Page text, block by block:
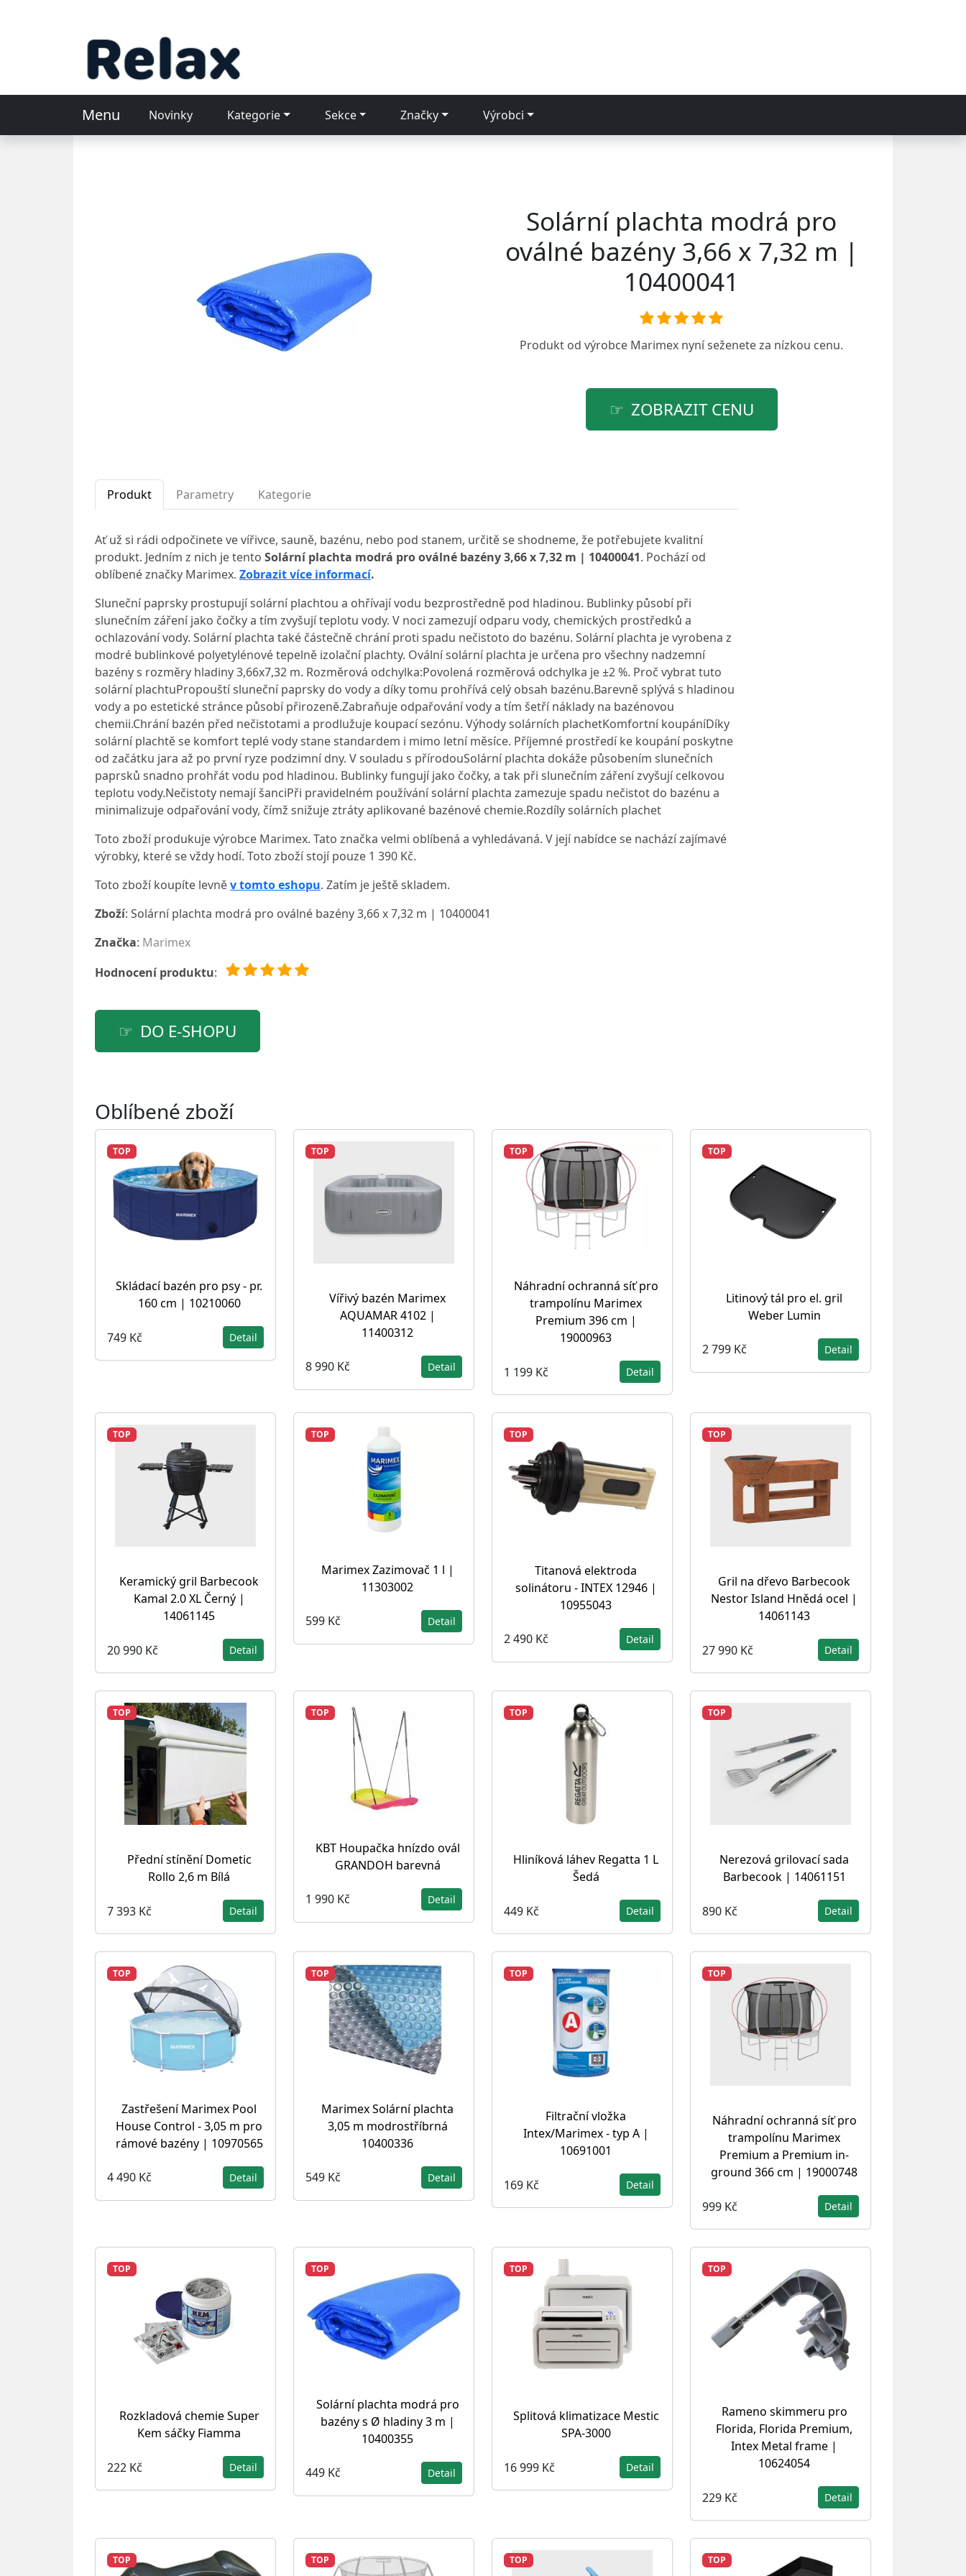
Menu Novinky Kategorie Sekce Značky Výrobci
Solární plachta modrá pro
oválné bazény 3,66 x 7,32 m |
10400041
Produkt od výrobce Marimex nyní seženete za nízkou cenu.
ZOBRAZIT CENU
Produkt Parametry Kategorie
Ať už si rádi odpočinete ve vířivce, sauně, bazénu, nebo pod stanem, určitě se shodneme, že potřebujete kvalitní
produkt. Jedním z nich je tento Solární plachta modrá pro oválné bazény 3,66 x 7,32 m | 10400041. Pochází od
oblíbené značky Marimex. Zobrazit více informací.
Sluneční paprsky prostupují solární plachtou a ohřívají vodu bezprostředně pod hladinou. Bublinky působí při
slunečním záření jako čočky a tím zvyšují teplotu vody. V noci zamezují odparu vody, chemických prostředků a
ochlazování vody. Solární plachta také částečně chrání proti spadu nečistoto do bazénu. Solární plachta je vyrobena z
modré bublinkové polyetylénové tepelně izolační plachty. Ovální solární plachta je určena pro všechny nadzemní
bazény s rozměry hladiny 3,66x7,32 m. Rozměrová odchylka:Povolená rozměrová odchylka je ±2 %. Proč vybrat tuto
solární plachtuPropouští sluneční paprsky do vody a díky tomu prohřívá celý obsah bazénu.Barevně splývá s hladinou
vody a po estetické stránce působí přirozeně.Zabraňuje odpařování vody a tím šetří náklady na bazénovou
chemii.Chrání bazén před nečistotami a prodlužuje koupací sezónu. Výhody solárních plachetKomfortní koupáníDíky
solární plachtě se komfort teplé vody stane standardem i mimo letní měsíce. Příjemné prostředí ke koupání poskytne
od začátku jara až po první ryze podzimní dny. V souladu s přírodouSolární plachta dokáže působením slunečních
paprsků snadno prohřát vodu pod hladinou. Bublinky fungují jako čočky, a tak při slunečním záření zvyšují celkovou
teplotu vody.Nečistoty nemají šanciPři pravidelném používání solární plachta zamezuje spadu nečistot do bazénu a
minimalizuje odpařování vody, čímž snižuje ztráty aplikované bazénové chemie.Rozdíly solárních plachet
Toto zboží produkuje výrobce Marimex. Tato značka velmi oblíbená a vyhledávaná. V její nabídce se nachází zajímavé
výrobky, které se vždy hodí. Toto zboží stojí pouze 1 390 Kč.
Toto zboží koupíte levněv tomto eshopu. Zatím je ještě skladem.
Zboží: Solární plachta modrá pro oválné bazény 3,66 x 7,32 m | 10400041
Značka: Marimex
Hodnocení produktu:
DO E-SHOPU
Oblíbené zboží
TOP
Skládací bazén pro psy - pr.
160 cm | 10210060
749 Kč Detail
TOP
Vířivý bazén Marimex
AQUAMAR 4102 |
11400312
8 990 Kč Detail
TOP
Náhradní ochranná síť pro
trampolínu Marimex
Premium 396 cm |
19000963
1 199 Kč Detail
TOP
Litinový tál pro el. gril
Weber Lumin
2 799 Kč Detail
TOP
Keramický gril Barbecook
Kamal 2.0 XL Černý |
14061145
20 990 Kč Detail
TOP
Marimex Zazimovač 1 l |
11303002
599 Kč Detail
TOP
Titanová elektroda
solinátoru - INTEX 12946 |
10955043
2 490 Kč Detail
TOP
Gril na dřevo Barbecook
Nestor Island Hnědá ocel |
14061143
27 990 Kč Detail
TOP
Přední stínění Dometic
Rollo 2,6 m Bílá
7 393 Kč Detail
TOP
KBT Houpačka hnízdo ovál
GRANDOH barevná
1 990 Kč Detail
TOP
Hliníková láhev Regatta 1 L
Šedá
449 Kč Detail
TOP
Nerezová grilovací sada
Barbecook | 14061151
890 Kč Detail
TOP
Zastřešení Marimex Pool
House Control - 3,05 m pro
rámové bazény | 10970565
4 490 Kč Detail
TOP
Marimex Solární plachta
3,05 m modrostříbrná
10400336
549 Kč Detail
TOP
Filtrační vložka
Intex/Marimex - typ A |
10691001
169 Kč Detail
TOP
Náhradní ochranná síť pro
trampolínu Marimex
Premium a Premium in-
ground 366 cm | 19000748
999 Kč Detail
TOP
Rozkladová chemie Super
Kem sáčky Fiamma
222 Kč Detail
TOP
Solární plachta modrá pro
bazény s Ø hladiny 3 m |
10400355
449 Kč Detail
TOP
Splitová klimatizace Mestic
SPA-3000
16 999 Kč Detail
TOP
Rameno skimmeru pro
Florida, Florida Premium,
Intex Metal frame |
10624054
229 Kč Detail
TOP TOP TOP TOP